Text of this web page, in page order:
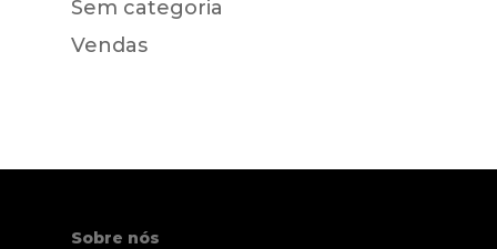
Sem categoria
Vendas
Sobre nós